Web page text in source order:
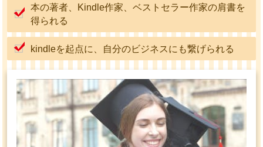
本の著者、Kindle作家、ベストセラー作家の肩書を
得られる
kindleを起点に、自分のビジネスにも繋げられる